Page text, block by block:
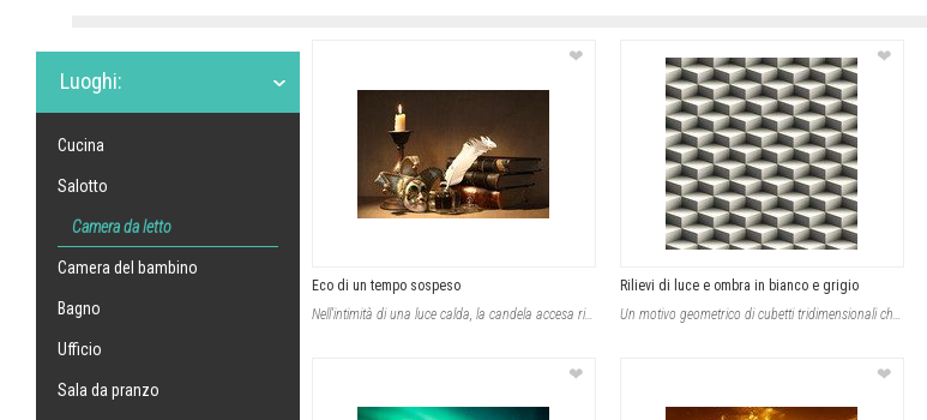
Luoghi:
Cucina
Salotto
Camera da letto
Camera del bambino
Bagno
Ufficio
Sala da pranzo
❤
Eco di un tempo sospeso
Nell'intimità di una luce calda, la candela accesa riflette un'atmosfera intris
❤
Rilievi di luce e ombra in bianco e grigio
Un motivo geometrico di cubetti tridimensionali che si susseguono in un gioco di
❤ ❤